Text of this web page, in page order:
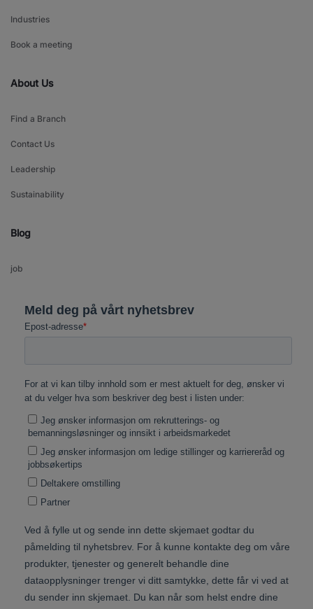
Industries
Book a meeting
About Us
Find a Branch
Contact Us
Leadership
Sustainability
Blog
job